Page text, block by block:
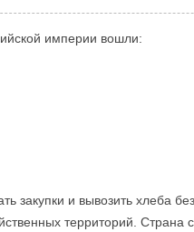
империи вошли:
закупки и вывозить хлеба
территорий. Страна